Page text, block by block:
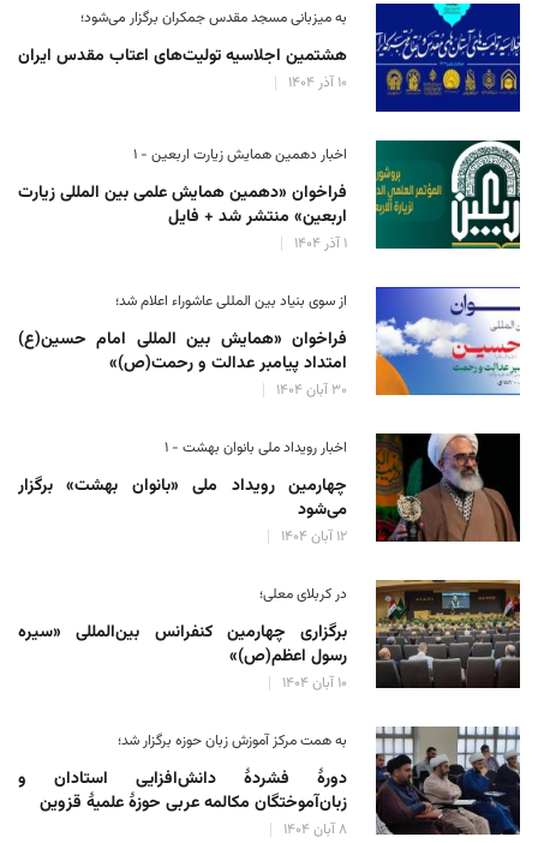
به میزبانی مسجد مقدس جمکران برگزار می‌شود؛
هشتمین اجلاسیه تولیت‌های اعتاب مقدس ایران
۱۰ آذر ۱۴۰۴
اخبار دهمین همایش زیارت اربعین - ۱
فراخوان «دهمین همایش علمی بین المللی زیارت
اربعین» منتشر شد + فایل
۱ آذر ۱۴۰۴
از سوی بنیاد بین المللی عاشوراء اعلام شد؛
فراخوان «همایش بین المللی امام حسین(ع)
امتداد پیامبر عدالت و رحمت(ص)»
۳۰ آبان ۱۴۰۴
اخبار رویداد ملی بانوان بهشت - ۱
چهارمین رویداد ملی «بانوان بهشت» برگزار
می‌شود
۱۲ آبان ۱۴۰۴
در کربلای معلی؛
برگزاری چهارمین کنفرانس بین‌المللی «سیره
رسول اعظم(ص)»
۱۰ آبان ۱۴۰۴
به همت مرکز آموزش زبان حوزه‌ برگزار شد؛
دورهٔ فشردهٔ دانش‌افزایی استادان و
زبان‌آموختگان مکالمه عربی حوزهٔ علمیهٔ قزوین
۸ آبان ۱۴۰۴